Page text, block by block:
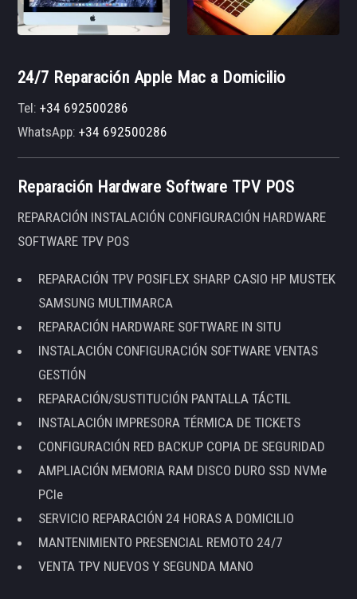
24/7 Reparación Apple Mac a Domicilio
Tel:+34 692500286
WhatsApp:+34 692500286
Reparación Hardware Software TPV POS
REPARACIÓN INSTALACIÓN CONFIGURACIÓN HARDWARE
SOFTWARE TPV POS
REPARACIÓN TPV POSIFLEX SHARP CASIO HP MUSTEK
SAMSUNG MULTIMARCA
REPARACIÓN HARDWARE SOFTWARE IN SITU
INSTALACIÓN CONFIGURACIÓN SOFTWARE VENTAS
GESTIÓN
REPARACIÓN/SUSTITUCIÓN PANTALLA TÁCTIL
INSTALACIÓN IMPRESORA TÉRMICA DE TICKETS
CONFIGURACIÓN RED BACKUP COPIA DE SEGURIDAD
AMPLIACIÓN MEMORIA RAM DISCO DURO SSD NVMe
PCIe
SERVICIO REPARACIÓN 24 HORAS A DOMICILIO
MANTENIMIENTO PRESENCIAL REMOTO 24/7
VENTA TPV NUEVOS Y SEGUNDA MANO